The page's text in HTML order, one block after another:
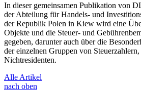
In dieser gemeinsamen Publikation von
der Abteilung für Handels- und
der Republik Polen in Kiew wird eine
Objekte und die Steuer- und
gegeben, darunter auch über die
der einzelnen Gruppen von
Nichtresidenten.
Alle Artikel
nach oben